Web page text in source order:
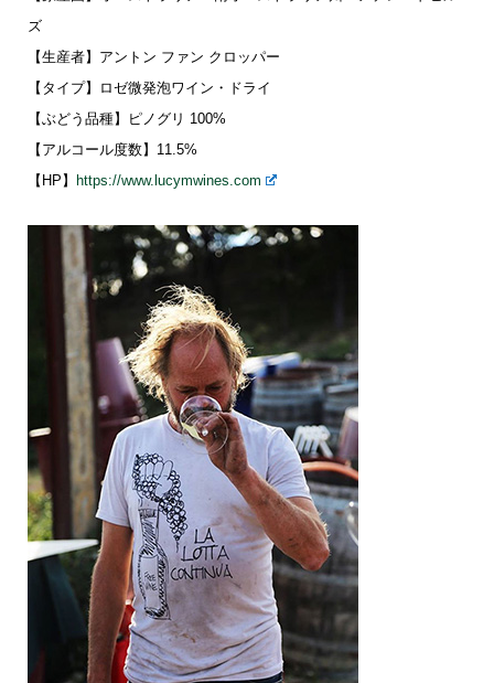
ズ
【生産者】アントン ファン クロッパー
【タイプ】ロゼ微発泡ワイン・ドライ
【ぶどう品種】ピノグリ 100%
【アルコール度数】11.5%
【HP】
https://www.lucymwines.com